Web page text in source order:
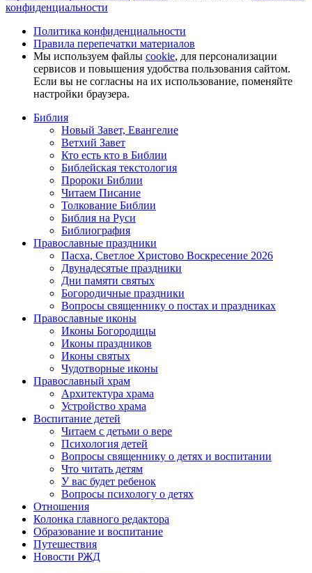
конфиденциальности
Политика конфиденциальности
Правила перепечатки материалов
Мы используем файлы cookie, для персонализации
сервисов и повышения удобства пользования сайтом.
Если вы не согласны на их использование, поменяйте
настройки браузера.
Библия
Новый Завет, Евангелие
Ветхий Завет
Кто есть кто в Библии
Библейская текстология
Пророки Библии
Читаем Писание
Толкование Библии
Библия на Руси
Библиография
Православные праздники
Пасха, Светлое Христово Воскресение 2026
Двунадесятые праздники
Дни памяти святых
Богородичные праздники
Вопросы священнику о постах и праздниках
Православные иконы
Иконы Богородицы
Иконы праздников
Иконы святых
Чудотворные иконы
Православный храм
Архитектура храма
Устройство храма
Воспитание детей
Читаем с детьми о вере
Психология детей
Вопросы священнику о детях и воспитании
Что читать детям
У вас будет ребенок
Вопросы психологу о детях
Отношения
Колонка главного редактора
Образование и воспитание
Путешествия
Новости РЖД